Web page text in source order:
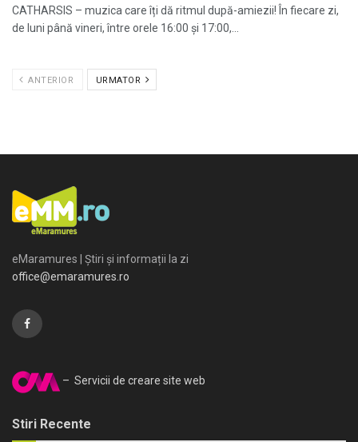
CATHARSIS – muzica care îți dă ritmul după-amiezii! În fiecare zi,
de luni până vineri, între orele 16:00 și 17:00,...
ANTERIOR URMATOR
eMaramures | Știri și informații la zi
office@emaramures.ro
– Servicii de creare site web
Stiri Recente